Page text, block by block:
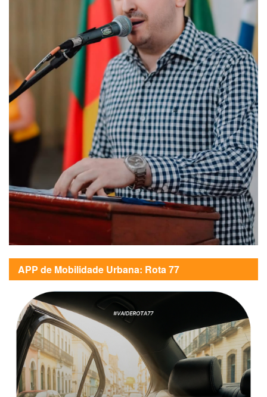
APP de Mobilidade Urbana: Rota 77